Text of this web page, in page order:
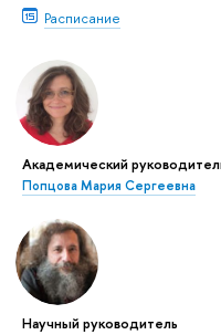
Расписание
Академический
Попцова Мария Сергеевна
Научный руководитель